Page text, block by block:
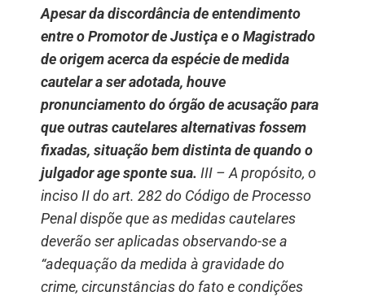
Apesar da discordância de entendimento
entre o Promotor de Justiça e o Magistrado
de origem acerca da espécie de medida
cautelar a ser adotada, houve
pronunciamento do órgão de acusação para
que outras cautelares alternativas fossem
fixadas, situação bem distinta de quando o
julgador age sponte sua. III – A propósito, o
inciso II do art. 282 do Código de Processo
Penal dispõe que as medidas cautelares
deverão ser aplicadas observando-se a
“adequação da medida à gravidade do
crime, circunstâncias do fato e condições